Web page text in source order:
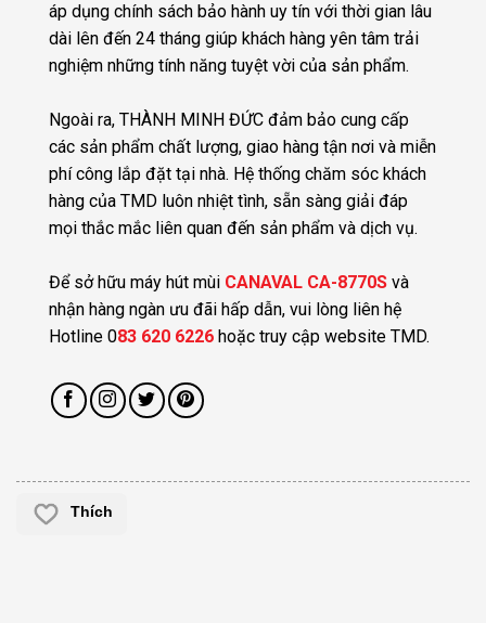
áp dụng chính sách bảo hành uy tín với thời gian lâu
dài lên đến 24 tháng giúp khách hàng yên tâm trải
nghiệm những tính năng tuyệt vời của sản phẩm.
Ngoài ra, THÀNH MINH ĐỨC đảm bảo cung cấp
các sản phẩm chất lượng, giao hàng tận nơi và miễn
phí công lắp đặt tại nhà. Hệ thống chăm sóc khách
hàng của TMD luôn nhiệt tình, sẵn sàng giải đáp
mọi thắc mắc liên quan đến sản phẩm và dịch vụ.
Để sở hữu máy hút mùi CANAVAL CA-8770S và
nhận hàng ngàn ưu đãi hấp dẫn, vui lòng liên hệ
Hotline 083 620 6226 hoặc truy cập website TMD.
Thích